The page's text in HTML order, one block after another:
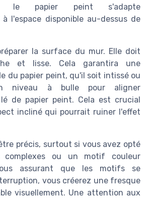
le papier peint s'adapte
à l'espace disponible au-dessus de
la surface du mur. Elle doit
et lisse. Cela garantira une
du papier peint, qu'il soit intissé ou
niveau à bulle pour aligner
de papier peint. Cela est crucial
incliné qui pourrait ruiner l'effet
précis, surtout si vous avez opté
ou un motif couleur
assurant que les motifs se
vous créerez une fresque
visuellement. Une attention aux